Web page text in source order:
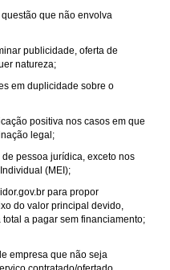
que não envolva
publicidade, oferta de
natureza;
em duplicidade sobre o
positiva nos casos em que
legal;
pessoa jurídica, exceto nos
(MEI);
para propor
do valor principal devido,
a pagar sem financiamento;
empresa que não seja